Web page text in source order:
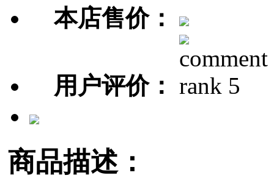
本店售价：
用户评价：
商品描述：